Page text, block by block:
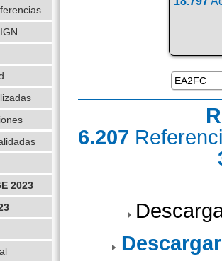
6.207
2023